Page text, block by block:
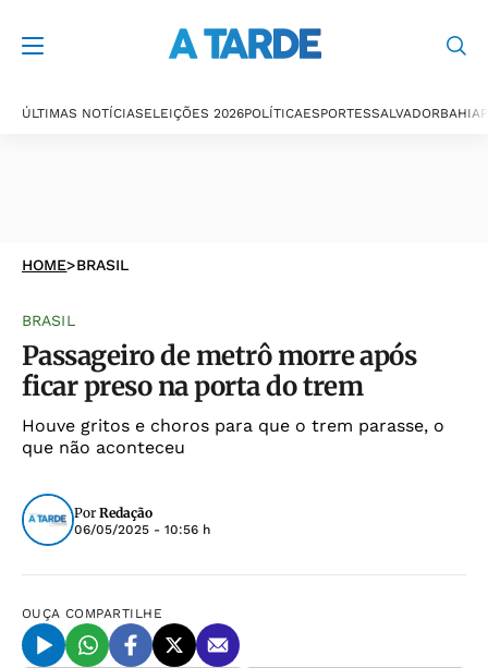
ÚLTIMAS NOTÍCIASELEIÇÕES 2026POLÍTICAESPORTESSALVADORBAHIA
HOME>BRASIL
BRASIL
Passageiro de metrô morre após
ficar preso na porta do trem
Houve gritos e choros para que o trem parasse, o
que não aconteceu
Por Redação
06/05/2025 - 10:56 h
OUÇA COMPARTILHE